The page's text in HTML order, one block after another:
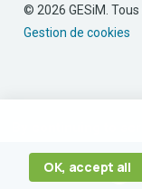
© 2026 GESiM.
Gestion de cookies
OK, accept all